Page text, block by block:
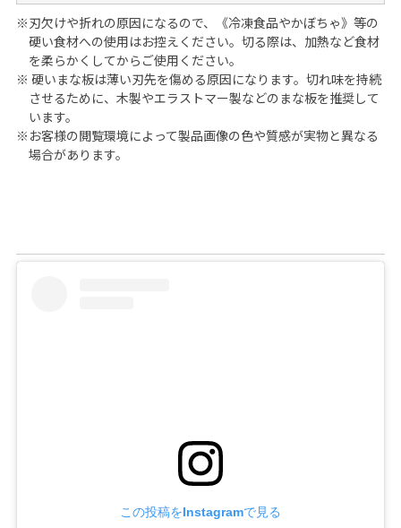
※刃欠けや折れの原因になるので、《冷凍食品やかぼちゃ》等の
硬い食材への使用はお控えください。切る際は、加熱など食材
を柔らかくしてからご使用ください。
※ 硬いまな板は薄い刃先を傷める原因になります。切れ味を持続
させるために、木製やエラストマー製などのまな板を推奨して
います。
※お客様の閲覧環境によって製品画像の色や質感が実物と異なる
場合があります。
この投稿をInstagramで見る